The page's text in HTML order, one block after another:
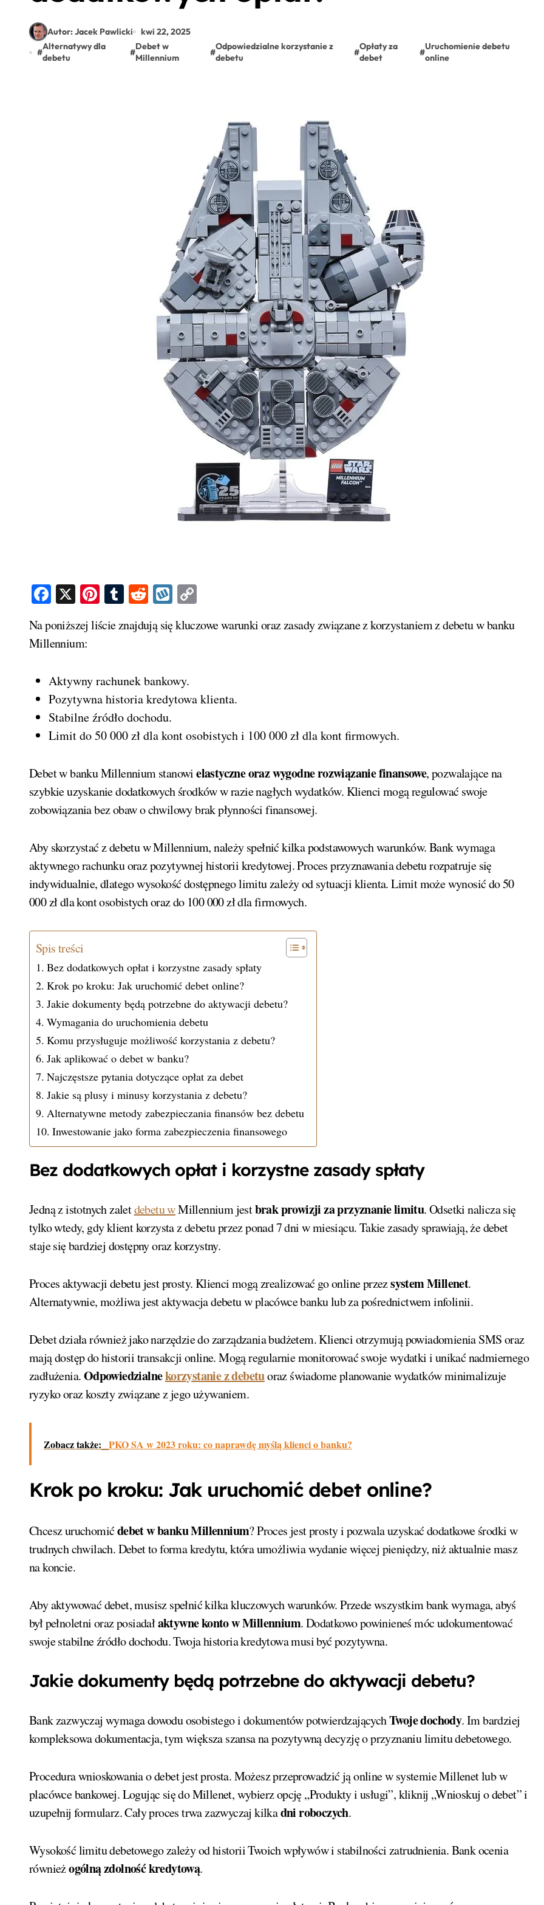
Autor: Jacek Pawlicki
kwi 22, 2025
#
Alternatywy dla
debetu
#
Debet w
Millennium
#
Odpowiedzialne korzystanie z
debetu
#
Opłaty za
debet
#
Uruchomienie debetu
online
Facebook
X Pinterest
Tumblr
RedditWykop
Na poniższej liście znajdują się kluczowe warunki oraz zasady związane z korzystaniem z debetu w banku
Millennium:
Aktywny rachunek bankowy.
Pozytywna historia kredytowa klienta.
Stabilne źródło dochodu.
Limit do 50 000 zł dla kont osobistych i 100 000 zł dla kont firmowych.
Debet w banku Millennium stanowielastyczne oraz wygodne rozwiązanie finansowe, pozwalające na
szybkie uzyskanie dodatkowych środków w razie nagłych wydatków. Klienci mogą regulować swoje
zobowiązania bez obaw o chwilowy brak płynności finansowej.
Aby skorzystać z debetu w Millennium, należy spełnić kilka podstawowych warunków. Bank wymaga
aktywnego rachunku oraz pozytywnej historii kredytowej. Proces przyznawania debetu rozpatruje się
indywidualnie, dlatego wysokość dostępnego limitu zależy od sytuacji klienta. Limit może wynosić do 50
000 zł dla kont osobistych oraz do 100 000 zł dla firmowych.
Spis treści
Bez dodatkowych opłat i korzystne zasady spłaty
Krok po kroku: Jak uruchomić debet online?
Jakie dokumenty będą potrzebne do aktywacji debetu?
Wymagania do uruchomienia debetu
Komu przysługuje możliwość korzystania z debetu?
Jak aplikować o debet w banku?
Najczęstsze pytania dotyczące opłat za debet
Jakie są plusy i minusy korzystania z debetu?
Alternatywne metody zabezpieczania finansów bez debetu
Inwestowanie jako forma zabezpieczenia finansowego
Bez dodatkowych opłat i korzystne zasady spłaty
Jedną z istotnych zaletdebetu wMillennium jestbrak prowizji za przyznanie limitu. Odsetki nalicza się
tylko wtedy, gdy klient korzysta z debetu przez ponad 7 dni w miesiącu. Takie zasady sprawiają, że debet
staje się bardziej dostępny oraz korzystny.
Proces aktywacji debetu jest prosty. Klienci mogą zrealizować go online przezsystem Millenet.
Alternatywnie, możliwa jest aktywacja debetu w placówce banku lub za pośrednictwem infolinii.
Debet działa również jako narzędzie do zarządzania budżetem. Klienci otrzymują powiadomienia SMS oraz
mają dostęp do historii transakcji online. Mogą regularnie monitorować swoje wydatki i unikać nadmiernego
zadłużenia.Odpowiedzialnekorzystanie z debetuoraz świadome planowanie wydatków minimalizuje
ryzyko oraz koszty związane z jego używaniem.
Zobacz także: PKO SA w 2023 roku: co naprawdę myślą klienci o banku?
Krok po kroku: Jak uruchomić debet online?
Chcesz uruchomićdebet w banku Millennium? Proces jest prosty i pozwala uzyskać dodatkowe środki w
trudnych chwilach. Debet to forma kredytu, która umożliwia wydanie więcej pieniędzy, niż aktualnie masz
na koncie.
Aby aktywować debet, musisz spełnić kilka kluczowych warunków. Przede wszystkim bank wymaga, abyś
był pełnoletni oraz posiadałaktywne konto w Millennium. Dodatkowo powinieneś móc udokumentować
swoje stabilne źródło dochodu. Twoja historia kredytowa musi być pozytywna.
Jakie dokumenty będą potrzebne do aktywacji debetu?
Bank zazwyczaj wymaga dowodu osobistego i dokumentów potwierdzającychTwoje dochody. Im bardziej
kompleksowa dokumentacja, tym większa szansa na pozytywną decyzję o przyznaniu limitu debetowego.
Procedura wnioskowania o debet jest prosta. Możesz przeprowadzić ją online w systemie Millenet lub w
placówce bankowej. Logując się do Millenet, wybierz opcję „Produkty i usługi”, kliknij „Wnioskuj o debet” i
uzupełnij formularz. Cały proces trwa zazwyczaj kilkadni roboczych.
Wysokość limitu debetowego zależy od historii Twoich wpływów i stabilności zatrudnienia. Bank ocenia
równieżogólną zdolność kredytową.